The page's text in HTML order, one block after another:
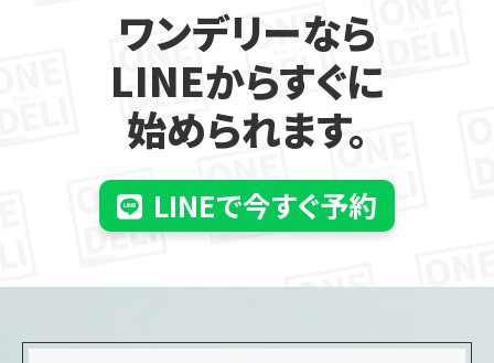
ワンデリーなら
LINEからすぐに
始められます。
LINEで今すぐ予約